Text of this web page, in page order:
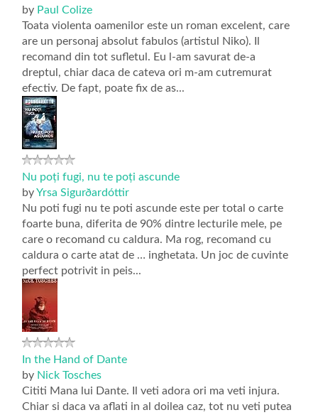
by Paul Colize
Toata violenta oamenilor este un roman excelent, care
are un personaj absolut fabulos (artistul Niko). Il
recomand din tot sufletul. Eu l-am savurat de-a
dreptul, chiar daca de cateva ori m-am cutremurat
efectiv. De fapt, poate fix de as...
Nu poți fugi, nu te poți ascunde
byYrsa Sigurðardóttir
Nu poti fugi nu te poti ascunde este per total o carte
foarte buna, diferita de 90% dintre lecturile mele, pe
care o recomand cu caldura. Ma rog, recomand cu
caldura o carte atat de … inghetata. Un joc de cuvinte
perfect potrivit in peis...
In the Hand of Dante
by Nick Tosches
Cititi Mana lui Dante. Il veti adora ori ma veti injura.
Chiar si daca va aflati in al doilea caz, tot nu veti putea